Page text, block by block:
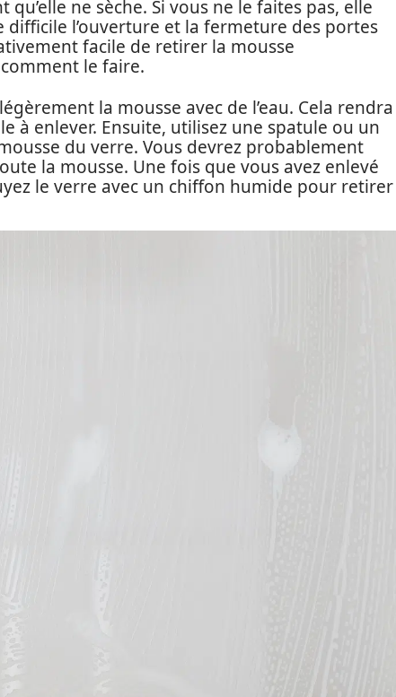
ne sèche. Si vous ne le faites pas, elle
l’ouverture et la fermeture des portes
facile de retirer la mousse
le faire.
la mousse avec de l’eau. Cela rendra
à enlever. Ensuite, utilisez une spatule ou un
du verre. Vous devrez probablement
la mousse. Une fois que vous avez enlevé
le verre avec un chiffon humide pour retirer